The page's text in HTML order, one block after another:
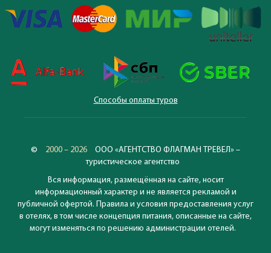
Способы оплаты туров
© 2000 – 2026
ООО «АГЕНТСТВО ФЛАГМАН ТРЕВЕЛ» –
туристическое агентство
Вся информация, размещённая на сайте, носит
информационный характер и не является рекламой и
публичной офертой. Правила и условия предоставления услуг
в отелях, в том числе концепция питания, описанные на сайте,
могут изменяться по решению администрации отелей.